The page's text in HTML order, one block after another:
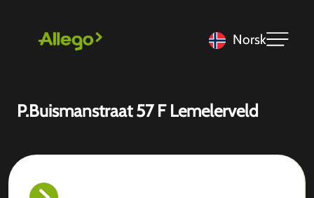
Norsk
P.Buismanstraat 57 F Lemelerveld